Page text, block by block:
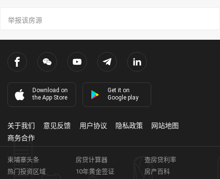
举报该房源
Download on
the App Store
Get it on
Google play
关于我们 意见反馈 用户协议 隐私政策
网站地图
商务合作
柬埔寨头条 房贷计算器
查房贷利率
热门投资区域
10年黄金签证 房产百科